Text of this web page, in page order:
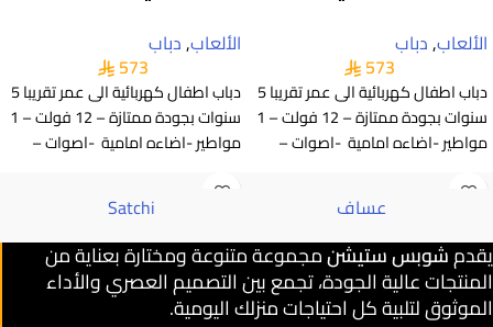
الألعاب,دباب
573
دباب اطفال كهربائية الى عمر تقريبا 5
سنوات بجودة ممتازة – 12 فولت – 1
مواطير -اضاءه امامية -اصوات –
الألعاب,دباب
573
دباب اطفال كهربائية الى عمر تقريبا 5
سنوات بجودة ممتازة – 12 فولت – 1
مواطير -اضاءه امامية -اصوات –
عساف Satchi
يقدمشوبس ستيشنمجموعة متنوعة ومختارة بعناية من
المنتجات عالية الجودة، تجمع بين التصميم العصري والأداء
الموثوق لتلبية كل احتياجات منزلك اليومية.